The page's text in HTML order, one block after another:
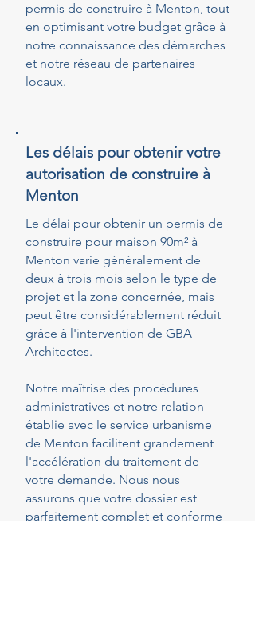
permis de construire à Menton, tout
en optimisant votre budget grâce à
notre connaissance des démarches
et notre réseau de partenaires
locaux.
Les délais pour obtenir votre
autorisation de construire à
Menton
Le délai pour obtenir un permis de
construire pour maison 90m² à
Menton varie généralement de
deux à trois mois selon le type de
projet et la zone concernée, mais
peut être considérablement réduit
grâce à l'intervention de GBA
Architectes.
Notre maîtrise des procédures
administratives et notre relation
établie avec le service urbanisme
de Menton facilitent grandement
l'accélération du traitement de
votre demande. Nous nous
assurons que votre dossier est
parfaitement complet et conforme